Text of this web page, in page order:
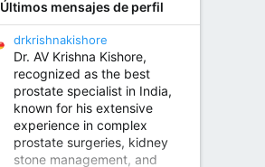
Últimos mensajes de perfil
drkrishnakishore
Dr. AV Krishna Kishore,
recognized as the best
prostate specialist in India,
known for his extensive
experience in complex
prostate surgeries, kidney
stone management, and